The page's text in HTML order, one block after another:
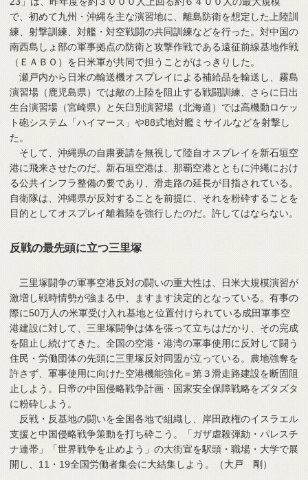
で、初めて九州・沖縄を主な演習地に、離島防衛を想定した上陸訓
練、射撃訓練、対艦・対空戦闘の共同訓練などを行った。対中国の
南西島しょ部の軍事拠点の防衛と攻撃作戦である遠征前線基地作戦
（ＥＡＢＯ）を日米軍が共同で担うことがはっきりした。
瀬戸内から日米の輸送機オスプレイによる補給品を輸送し、霧島
演習場（鹿児島県）では敵の上陸を阻止する戦闘訓練、さらに日出
生台演習場（宮崎県）と矢臼別演習場（北海道）では高機動ロケッ
ト砲システム「ハイマース」や88式地対艦ミサイルなどを射撃し
た。
そして、沖縄県の自粛要請を無視して陸自オスプレイを新石垣空
港に飛来させたのだ。新石垣空港は、那覇空港とともに沖縄におけ
る公共インフラ整備の要であり、滑走路の延長が目指されている。
自衛隊は、沖縄県が反対することを前提に、それを粉砕することを
目的としてオスプレイ離着陸を強行したのだ。許してはならない。
反戦の最先頭に立つ三里塚
三里塚闘争の軍事空港反対の闘いの重大性は、日米大規模演習が
激増し戦時情勢が強まる中、ますます決定的となっている。有事の
際に50万人の米軍受け入れ基地と位置付けられている成田軍事空
港建設に対して、三里塚闘争は体を張って立ちはだかり、その完成
を阻止し続けてきた。全国の空港・港湾の軍事使用に反対して闘う
住民・労働団体の先頭に三里塚反対同盟が立っている。農地強奪を
許さず、軍事使用に向けた空港機能強化＝第３滑走路建設を断固阻
止しよう。日帝の中国侵略戦争計画・国家安全保障戦略をズタズタ
に粉砕しよう。
反戦・反基地の闘いを全国各地で組織し、岸田政権のイスラエル
支援と中国侵略戦争策動を打ち砕こう。「ガザ虐殺弾劾・パレスチ
ナ連帯」「世界戦争を止めよう」の大街宣を駅頭・職場・大学で展
開し、11・19全国労働者集会に大結集しよう。（大戸 剛）